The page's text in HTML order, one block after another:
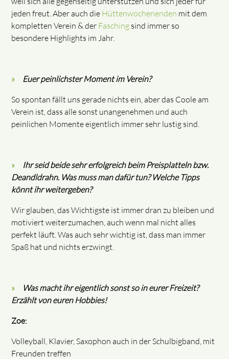
jeden freut. Aber auch die Hüttenwochenenden mit dem
kompletten Verein & der Fasching sind immer so
besondere Highlights im Jahr.
Euer peinlichster Moment im Verein?
So spontan fällt uns gerade nichts ein, aber das Coole am
Verein ist, dass alle sonst unangenehmen und auch
peinlichen Momente eigentlich immer sehr lustig sind.
Ihr seid beide sehr erfolgreich beim Preisplatteln bzw.
Deandldrahn. Was muss man dafür tun? Welche Tipps
könnt ihr weitergeben?
Wir glauben, das Wichtigste ist immer dran zu bleiben und
motiviert weiterzumachen, auch wenn mal nicht alles
perfekt läuft. Was auch sehr wichtig ist, dass man immer
Spaß hat und nichts erzwingt.
Was macht ihr eigentlich sonst so in eurer Freizeit?
Erzählt von euren Hobbies!
Zoe:
Volleyball, Klavier, Saxophon auch in der Schulbigband, mit
Freunden treffen